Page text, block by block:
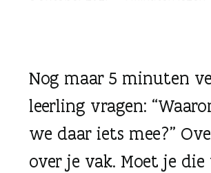
Nog maar 5 minuten
leerling vragen:
we daar iets mee?”
over je vak. Moet je